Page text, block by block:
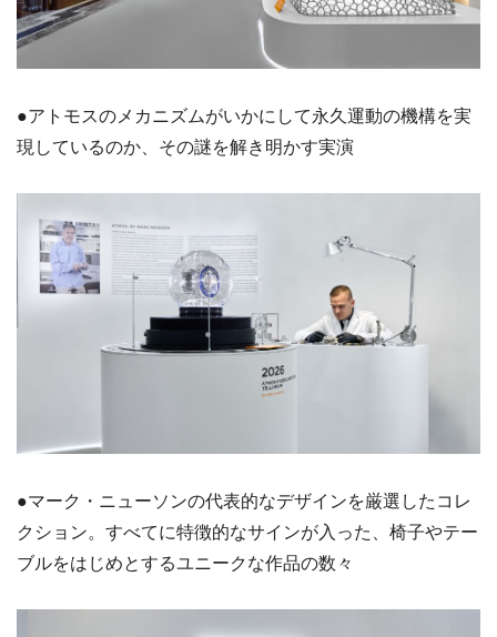
●アトモスのメカニズムがいかにして永久運動の機構を実
現しているのか、その謎を解き明かす実演
●マーク・ニューソンの代表的なデザインを厳選したコレ
クション。すべてに特徴的なサインが入った、椅子やテー
ブルをはじめとするユニークな作品の数々